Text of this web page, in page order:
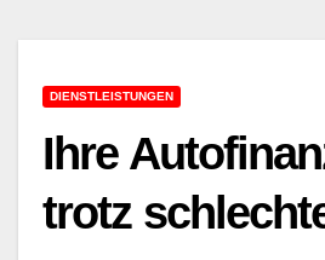
DIENSTLEISTUNGEN
Ihre
trotz